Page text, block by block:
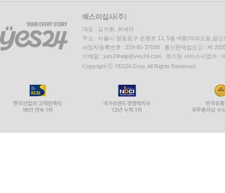
대표 : 김석환, 최세라
주소 : 서울시 영등포구 은행로 11, 5층~6층(여의도동,일신
사업자등록번호 : 229-81-37000 통신판매업신고 : 제
이메일 : yes24help@yes24.com 호스팅 서비스사업자 :
Copyright ⓒ YES24 Corp. All Rights Reserved.